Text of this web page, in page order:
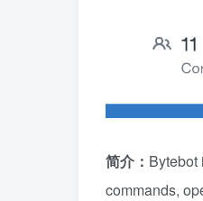
简介： Bytebot
commands,